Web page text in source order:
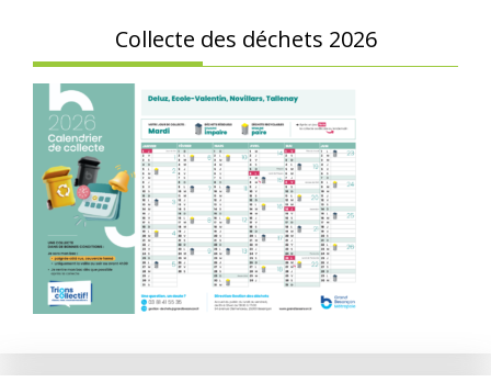
Collecte des déchets 2026